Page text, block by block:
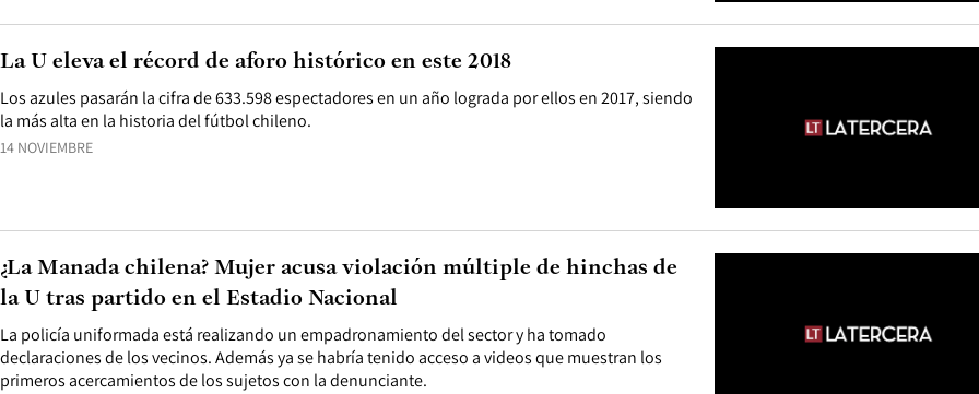
14 NOVIEMBRE
Los azules pasarán la cifra de 633.598 espectadores en un año lograda por ellos en 2017, siendo
la más alta en la historia del fútbol chileno.
La U eleva el récord de aforo histórico en este 2018
La policía uniformada está realizando un empadronamiento del sector y ha tomado
declaraciones de los vecinos. Además ya se habría tenido acceso a videos que muestran los
primeros acercamientos de los sujetos con la denunciante.
¿La Manada chilena? Mujer acusa violación múltiple de hinchas de
la U tras partido en el Estadio Nacional